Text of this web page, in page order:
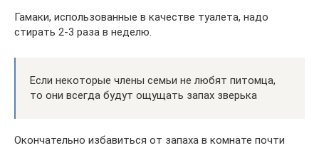
Гамаки, использованные в качестве туалета, надо
стирать 2-3 раза в неделю.
Если некоторые члены семьи не любят питомца,
то они всегда будут ощущать запах зверька
Окончательно избавиться от запаха в комнате почти